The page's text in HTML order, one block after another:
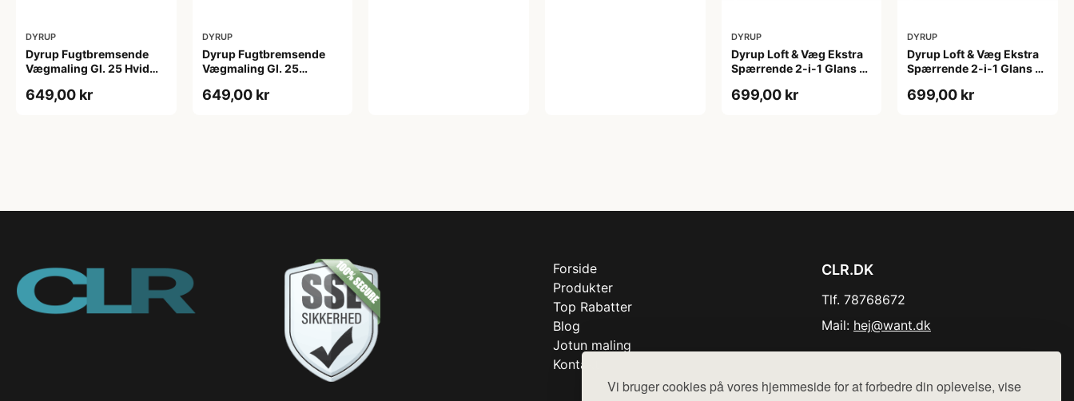
Vi bruger cookies på vores hjemmeside for at forbedre din oplevelse, vise
DYRUP
Dyrup Fugtbremsende
Vægmaling Gl. 25 Hvid
649,00 kr
DYRUP
Dyrup Fugtbremsende
Vægmaling Gl. 25
649,00 kr
DYRUP
Dyrup Loft & Væg Ekstra
Spærrende 2-i-1 Glans 2
699,00 kr
DYRUP
Dyrup Loft & Væg Ekstra
Spærrende 2-i-1 Glans 2
699,00 kr
Forside
Produkter
Top Rabatter
Blog
Jotun maling
Kontakt
CLR.DK
Tlf. 78768672
Mail: hej@want.dk